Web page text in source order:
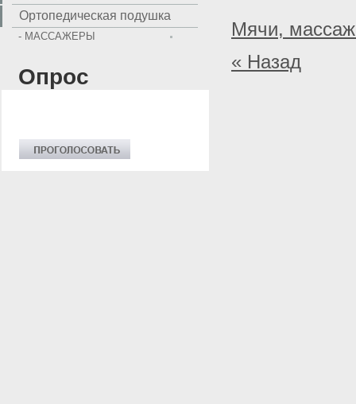
Мячи,
« Назад
Ортопедическая подушка
- МАССАЖЕРЫ
Опрос